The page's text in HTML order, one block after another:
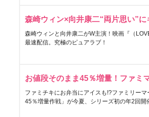
森崎ウィン×向井康二“両片思い”
森崎ウィンと向井康二がW主演！映画『（
最速配信。究極のピュアラブ！
お値段そのまま45％増量！ファミ
ファミチキにお弁当にアイスも!?ファミリー
45％増量作戦」が今夏、シリーズ初の年2回開